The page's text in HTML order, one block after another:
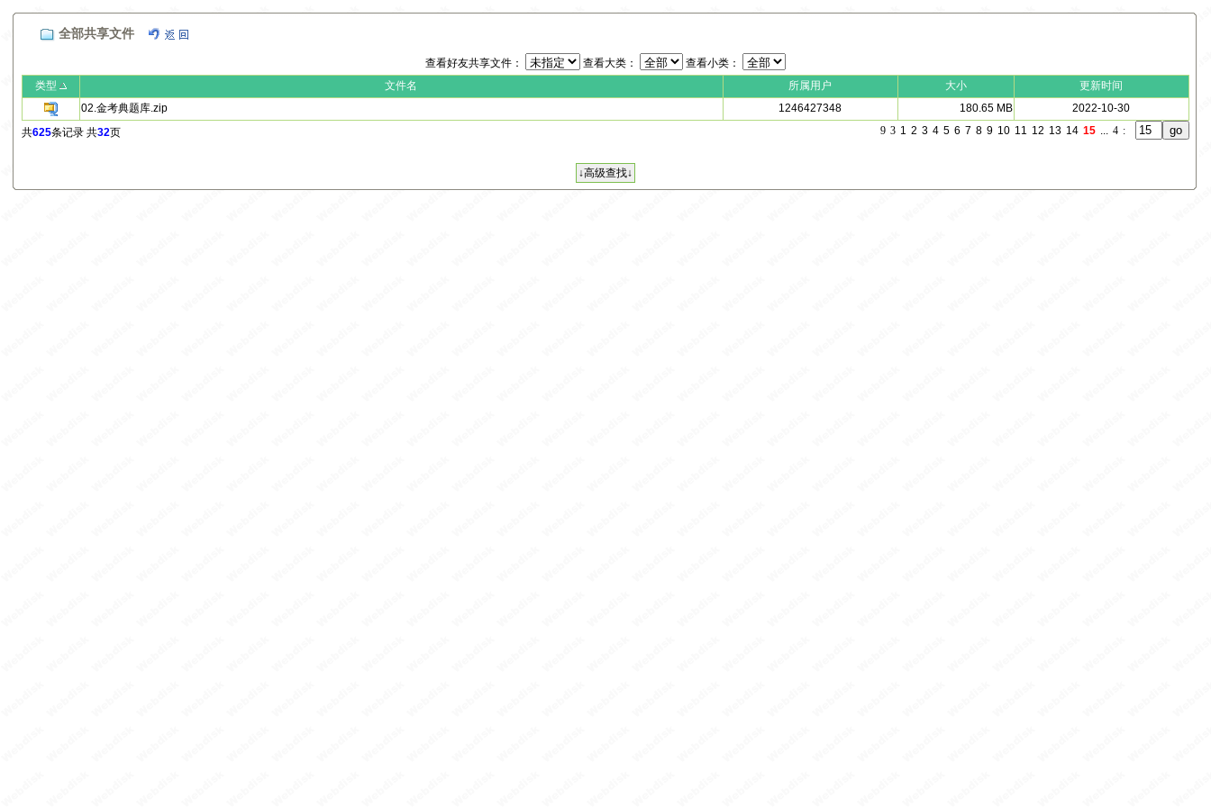
全部共享文件
查看好友共享文件： 查看大类：
查看小类：
类型
文件名 所属用户 大小
更新时间
02.金考典题库.zip
1246427348 180.65 MB
2022-10-30
共625条记录 共32页 9 3 1 2 3 4 5 6 7 8 9 10 11 12 13 14 15 ... 4 :